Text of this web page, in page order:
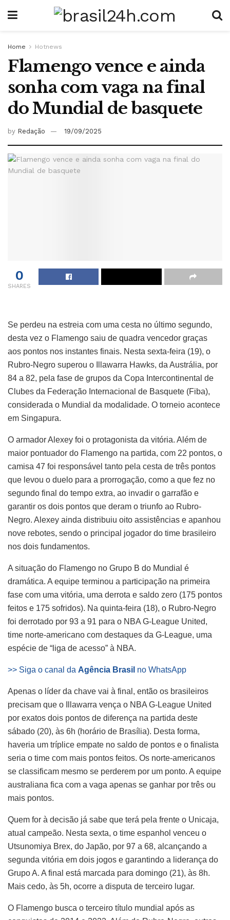
Home Hotnews
Flamengo vence e ainda
sonha com vaga na final
do Mundial de basquete
by Redação 19/09/2025
0
SHARES
Se perdeu na estreia com uma cesta no último segundo,
desta vez o Flamengo saiu de quadra vencedor graças
aos pontos nos instantes finais. Nesta sexta-feira (19), o
Rubro-Negro superou o Illawarra Hawks, da Austrália, por
84 a 82, pela fase de grupos da Copa Intercontinental de
Clubes da Federação Internacional de Basquete (Fiba),
considerada o Mundial da modalidade. O torneio acontece
em Singapura.
O armador Alexey foi o protagonista da vitória. Além de
maior pontuador do Flamengo na partida, com 22 pontos, o
camisa 47 foi responsável tanto pela cesta de três pontos
que levou o duelo para a prorrogação, como a que fez no
segundo final do tempo extra, ao invadir o garrafão e
garantir os dois pontos que deram o triunfo ao Rubro-
Negro. Alexey ainda distribuiu oito assistências e apanhou
nove rebotes, sendo o principal jogador do time brasileiro
nos dois fundamentos.
A situação do Flamengo no Grupo B do Mundial é
dramática. A equipe terminou a participação na primeira
fase com uma vitória, uma derrota e saldo zero (175 pontos
feitos e 175 sofridos). Na quinta-feira (18), o Rubro-Negro
foi derrotado por 93 a 91 para o NBA G-League United,
time norte-americano com destaques da G-League, uma
espécie de “liga de acesso” à NBA.
>> Siga o canal da Agência Brasil no WhatsApp
Apenas o líder da chave vai à final, então os brasileiros
precisam que o Illawarra vença o NBA G-League United
por exatos dois pontos de diferença na partida deste
sábado (20), às 6h (horário de Brasília). Desta forma,
haveria um tríplice empate no saldo de pontos e o finalista
seria o time com mais pontos feitos. Os norte-americanos
se classificam mesmo se perderem por um ponto. A equipe
australiana fica com a vaga apenas se ganhar por três ou
mais pontos.
Quem for à decisão já sabe que terá pela frente o Unicaja,
atual campeão. Nesta sexta, o time espanhol venceu o
Utsunomiya Brex, do Japão, por 97 a 68, alcançando a
segunda vitória em dois jogos e garantindo a liderança do
Grupo A. A final está marcada para domingo (21), às 8h.
Mais cedo, às 5h, ocorre a disputa de terceiro lugar.
O Flamengo busca o terceiro título mundial após as